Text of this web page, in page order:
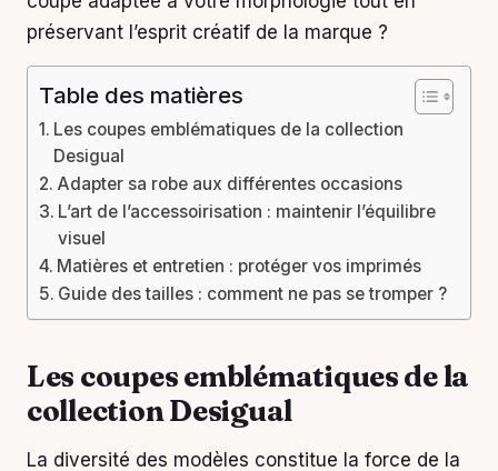
préservant l’esprit créatif de la marque ?
Table des matières
Les coupes emblématiques de la collection
Desigual
Adapter sa robe aux différentes occasions
L’art de l’accessoirisation : maintenir l’équilibre
visuel
Matières et entretien : protéger vos imprimés
Guide des tailles : comment ne pas se tromper ?
Les coupes emblématiques de la
collection Desigual
La diversité des modèles constitue la force de la